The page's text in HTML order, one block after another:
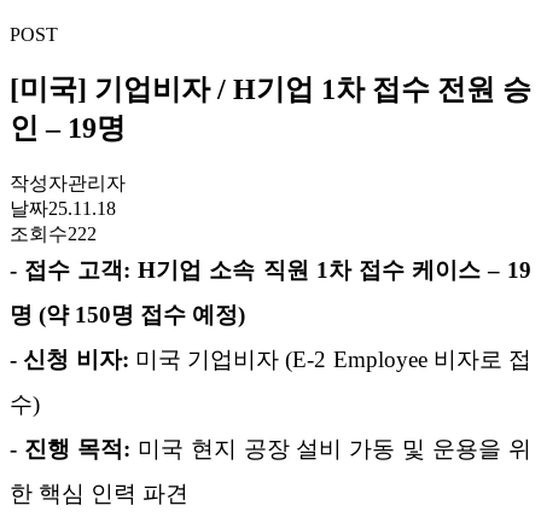
POST
[미국] 기업비자 / H기업 1차 접수 전원 승
인 – 19명
작성자관리자
날짜25.11.18
조회수222
- 접수 고객: H기업 소속 직원 1차 접수 케이스– 19
명 (약 150명 접수 예정)
- 신청 비자: 미국 기업비자(E-2 Employee 비자로 접
수)
- 진행 목적: 미국 현지 공장 설비 가동 및 운용을 위
한 핵심 인력 파견